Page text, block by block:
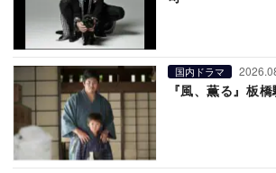
国内ドラマ
『風、薫る』板